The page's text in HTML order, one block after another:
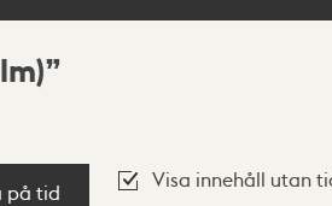
på tid
Visa innehåll utan